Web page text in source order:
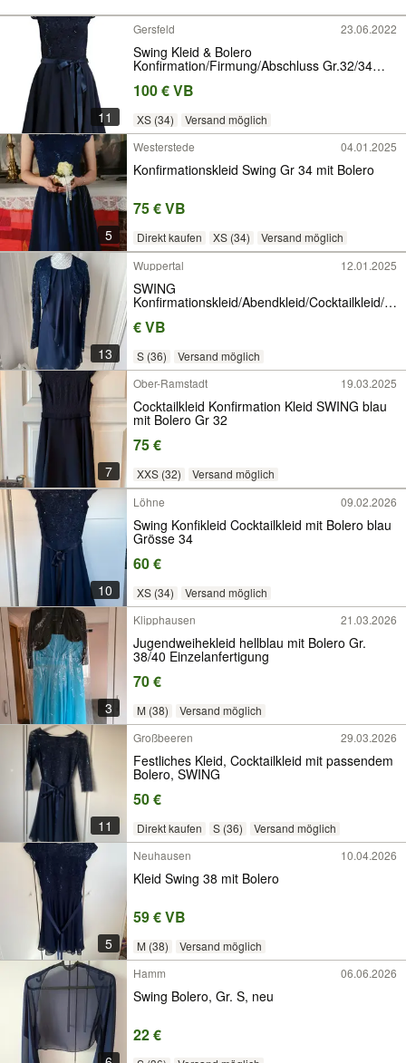
11
Gersfeld 23.06.2022
Swing Kleid & Bolero
Konfirmation/Firmung/Abschluss Gr.32/34
100 € VB
XS (34) Versand möglich
5
Westerstede 04.01.2025
Konfirmationskleid Swing Gr 34 mit Bolero
75 € VB
Direkt kaufen XS (34) Versand möglich
13
Wuppertal 12.01.2025
SWING
Konfirmationskleid/Abendkleid/Cocktailkleid/Kl
€ VB
S (36) Versand möglich
7
Ober-Ramstadt 19.03.2025
Cocktailkleid Konfirmation Kleid SWING blau
mit Bolero Gr 32
75 €
XXS (32) Versand möglich
10
Löhne 09.02.2026
Swing Konfikleid Cocktailkleid mit Bolero blau
Grösse 34
60 €
XS (34) Versand möglich
3
Klipphausen 21.03.2026
Jugendweihekleid hellblau mit Bolero Gr.
38/40 Einzelanfertigung
70 €
M (38) Versand möglich
11
Großbeeren 29.03.2026
Festliches Kleid, Cocktailkleid mit passendem
Bolero, SWING
50 €
Direkt kaufen S (36) Versand möglich
5
Neuhausen 10.04.2026
Kleid Swing 38 mit Bolero
59 € VB
M (38) Versand möglich
Hamm 06.06.2026
Swing Bolero, Gr. S, neu
22 €